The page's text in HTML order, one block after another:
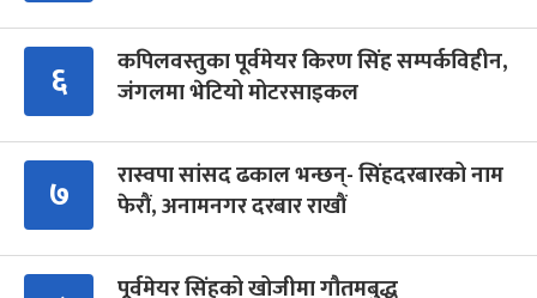
६
कपिलवस्तुका पूर्वमेयर किरण सिंह सम्पर्कविहीन,
जंगलमा भेटियो मोटरसाइकल
७
रास्वपा सांसद ढकाल भन्छन्- सिंहदरबारको नाम
फेरौं, अनामनगर दरबार राखौं
पूर्वमेयर सिंहको खोजीमा गौतमबुद्ध